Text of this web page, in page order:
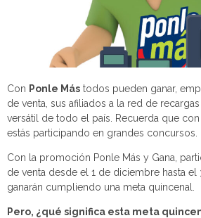
Con Ponle Más todos pueden ganar,
de venta, sus afiliados a la red de
versátil de todo el país. Recuerda que con
estás participando en grandes concursos.
Con la promoción Ponle Más y Gana,
de venta desde el 1 de diciembre hasta
ganarán cumpliendo una meta quincenal.
Pero, ¿qué significa esta meta